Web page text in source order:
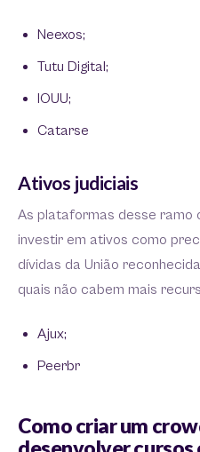
Neexos;
Tutu Digital;
IOUU;
Catarse
Ativos judiciais
As plataformas desse ramo
investir em ativos como
dívidas da União
quais não cabem mais
Ajux;
Peerbr
Como criar um